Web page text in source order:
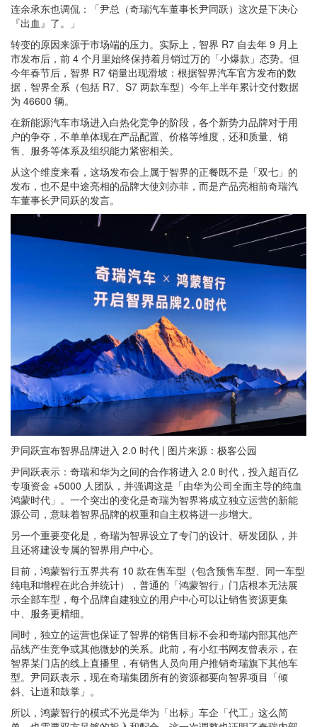
连余承东也调侃：「尹总（奇瑞汽车董事长尹同跃）这次是下决心
『出血』了。」
转变的原因来源于市场端的压力。实际上，智界 R7 自去年 9 月上
市发布后，前 4 个月里始终保持着月销过万的「小爆款」态势。但
今年春节后，智界 R7 销量出现滑坡：根据智界汽车官方发布的数
据，智界全系（包括 R7、S7 两款车型）今年上半年累计交付数据
为 46600 辆。
在新能源汽车市场进入白热化竞争的阶段，各个新势力品牌对于用
户的争夺，不单单体现在产品配置、价格等维度，还和质量、销
售、服务等体系及组织能力紧密相关。
从这个维度来看，这场发布会上属于智界的正餐既不是「双七」的
发布，也不是中途亮相的品牌大使刘亦菲， 而是产品亮相前奇瑞汽
车董事长尹同跃的发言。
尹同跃宣布智界品牌进入 2.0 时代 | 图片来源：极客公园
尹同跃表示：奇瑞和华为之间的合作将进入 2.0 时代，投入超百亿
专项资金 +5000 人团队，并强调这是「由华为公司全面主导的纯血
鸿蒙时代」。一个突出的变化是奇瑞为智界将成立独立运营的新能
源公司，意味着智界品牌的权重和自主权将进一步增大。
另一个重要变化是，奇瑞为智界设立了专门的设计、研发团队，并
且还将建设专属的智界用户中心。
目前，鸿蒙智行五界共有 10 款在售车型（包含预售车型、同一车型
纯电和增程在此合并统计），普通的「鸿蒙智行」门店根本无法展
示全部车型，每个品牌自建独立的用户中心可以让销售资源更集
中、服务更精细。
同时，独立的运营也保证了智界的销售目标不会和奇瑞内部其他产
品线产生竞争或其他微妙的关系。此前，有小红书网友曾表示，在
智界某门店的线上直播里，有销售人员向用户推销奇瑞旗下其他车
型。尹同跃表示，现在奇瑞集团所有的资源都要向智界项目「倾
斜、让道和鼓掌」。
所以，鸿蒙智行的模式不光是华为「出标」车企「代工」这么简